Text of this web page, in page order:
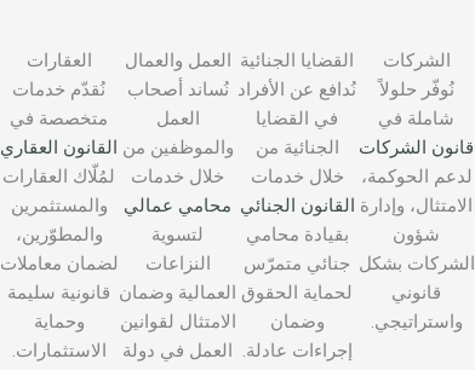
الشركات
نُوفّر حلولاً
شاملة في
قانون الشركات
لدعم الحوكمة،
الامتثال، وإدارة
شؤون
الشركات بشكل
قانوني
واستراتيجي.
القضايا الجنائية
نُدافع عن الأفراد
في القضايا
الجنائية من
خلال خدمات
القانون الجنائي
بقيادة محامي
جنائي متمرّس
لحماية الحقوق
وضمان
إجراءات عادلة.
العمل والعمال
نُساند أصحاب
العمل
والموظفين من
خلال خدمات
محامي عمالي
لتسوية
النزاعات
العمالية وضمان
الامتثال لقوانين
العمل في دولة
العقارات
نُقدّم خدمات
متخصصة في
القانون العقاري
لمُلّاك العقارات
والمستثمرين
والمطوّرين،
لضمان معاملات
قانونية سليمة
وحماية
الاستثمارات.